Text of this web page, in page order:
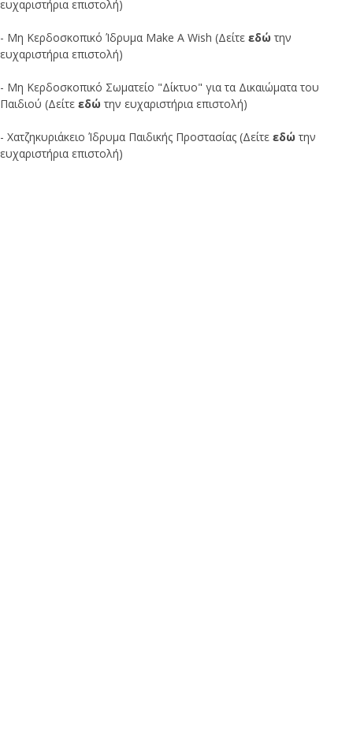
ευχαριστήρια επιστολή)
- Μη Κερδοσκοπικό Ίδρυμα Make A Wish (Δείτε εδώ την
ευχαριστήρια επιστολή)
- Μη Κερδοσκοπικό Σωματείο "Δίκτυο" για τα Δικαιώματα του
Παιδιού (Δείτε εδώ την ευχαριστήρια επιστολή)
- Χατζηκυριάκειο Ίδρυμα Παιδικής Προστασίας (Δείτε εδώ την
ευχαριστήρια επιστολή)